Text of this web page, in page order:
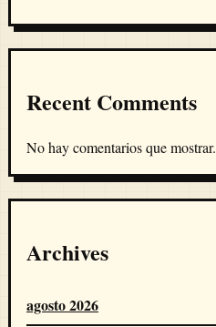
Recent Comments
No hay comentarios que mostrar.
Archives
agosto 2026